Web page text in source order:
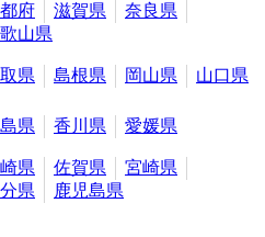
府 滋賀県
奈良県
山県
県 島根県 岡山県 山口県
県 香川県 愛媛県
県 佐賀県
宮崎県
県 鹿児島県